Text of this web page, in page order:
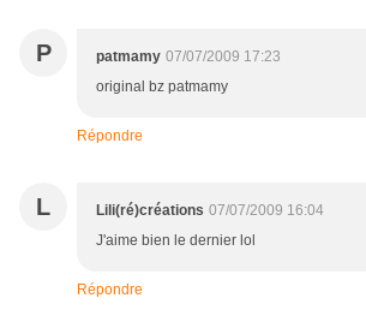
P patmamy 07/07/2009 17:23
original bz patmamy
Répondre
L Lili(ré)créations 07/07/2009 16:04
J'aime bien le dernier lol
Répondre